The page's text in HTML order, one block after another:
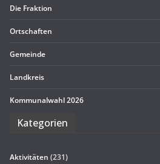
Die Frak­tion
Ort­schaf­ten
Gemeinde
Land­kreis
Kom­mu­nal­wahl 2026
Kate­go­rien
Aktivitäten (231)